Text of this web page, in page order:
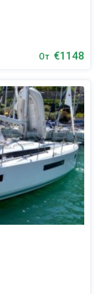
От €1148